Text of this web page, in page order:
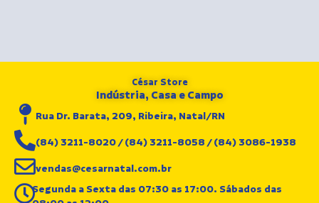
César Store
Indústria, Casa e Campo
Rua Dr. Barata, 209, Ribeira, Natal/RN
(84) 3211-8020 / (84) 3211-8058 / (84) 3086-1938
vendas@cesarnatal.com.br
Segunda a Sexta das 07:30 as 17:00. Sábados das